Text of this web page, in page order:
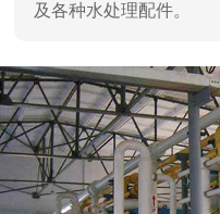
及各种水处理配件。